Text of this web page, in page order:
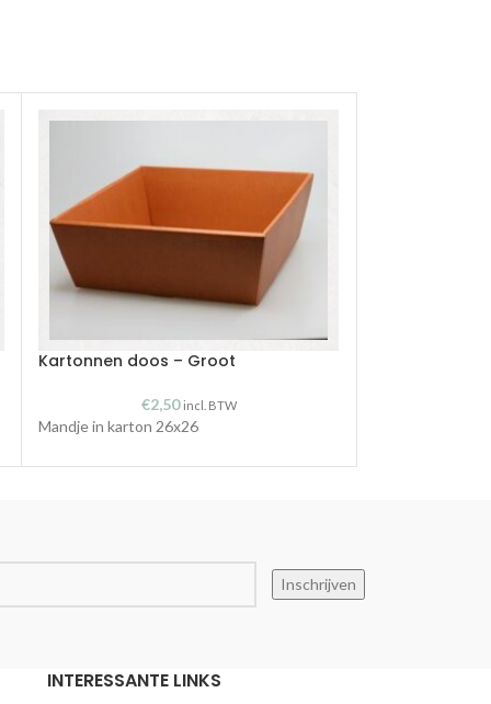
Kartonnen doos – Groot
€2,50 incl. BTW
Mandje in karton 26x26
Inschrijven
INTERESSANTE LINKS